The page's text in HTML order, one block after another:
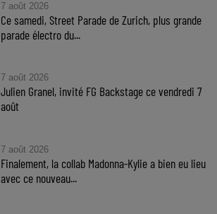
7 août 2026
Ce samedi, Street Parade de Zurich, plus grande
parade électro du...
7 août 2026
Julien Granel, invité FG Backstage ce vendredi 7
août
7 août 2026
Finalement, la collab Madonna-Kylie a bien eu lieu
avec ce nouveau...